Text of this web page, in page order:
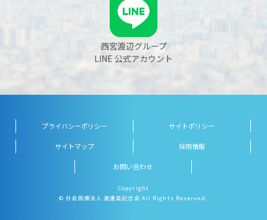
西宮渡辺グループ
LINE 公式アカウント
プライバシーポリシー サイトポリシー
サイトマップ 採用情報
お問い合わせ
Copyright
© 社会医療法人 渡邊高記念会 All Rights Reserved.